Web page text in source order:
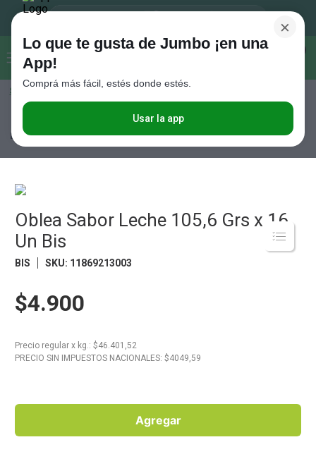
Buscar...
Seleccioná el método de entrega
×
Lo que te gusta de Jumbo ¡en una
App!
Comprá más fácil, estés donde estés.
Usar la app
Golosinas y Chocolates Bocaditos y Postres
Leche 105,6 Grs x 16 Un Bis
Oblea Sabor Leche 105,6 Grs x 16
Un Bis
BIS SKU: 11869213003
$4.900
Precio regular x kg. : $46.401,52
PRECIO SIN IMPUESTOS NACIONALES: $4049,59
Agregar
Términos más buscados
.
Galletitas
Cerveza
Juguetes
Yerba
Carne
. Aceite